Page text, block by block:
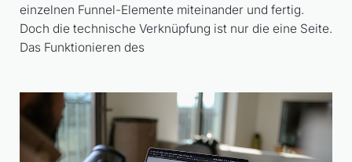
einzelnen Funnel-Elemente miteinander und fertig.
Doch die technische Verknüpfung ist nur die eine Seite.
Das Funktionieren des